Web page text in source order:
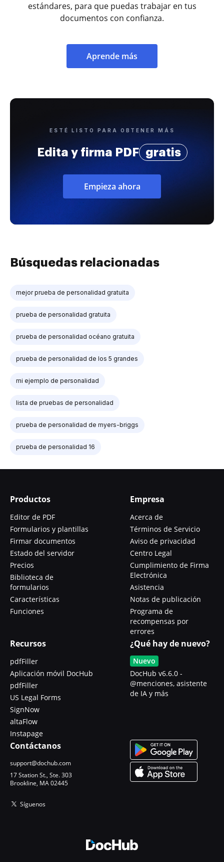
estándares, para que puedas trabajar en tus
documentos con confianza.
Aprende más
ESTÉ LISTO PARA OBTENER MÁS
Edita y firma PDF gratis
Empieza ahora
Búsquedas relacionadas
mejor prueba de personalidad gratuita
prueba de personalidad gratuita
prueba de personalidad océano gratuita
prueba de personalidad de los 5 grandes
mi ejemplo de personalidad
lista de pruebas de personalidad
prueba de personalidad de myers-briggs
prueba de personalidad 16
Productos
Editor de PDF
Formularios y plantillas
Firmar documentos
Estado del servidor
Precios
Biblioteca de
formularios
Características
Funciones
Empresa
Acerca de
Términos de Servicio
Aviso de privacidad
Centro Legal
Cumplimiento de Firma
Electrónica
Asistencia
Notas de publicación
Programa de
recompensas por
errores
Recursos
pdfFiller
Aplicación móvil DocHub
pdfFiller
US Legal Forms
SignNow
altaFlow
Instapage
¿Qué hay de nuevo?
Nuevo
DocHub v6.6.0 -
@menciones, asistente
de IA y más
Contáctanos
support@dochub.com
17 Station St., Ste. 303
Brookline, MA 02445
Síguenos